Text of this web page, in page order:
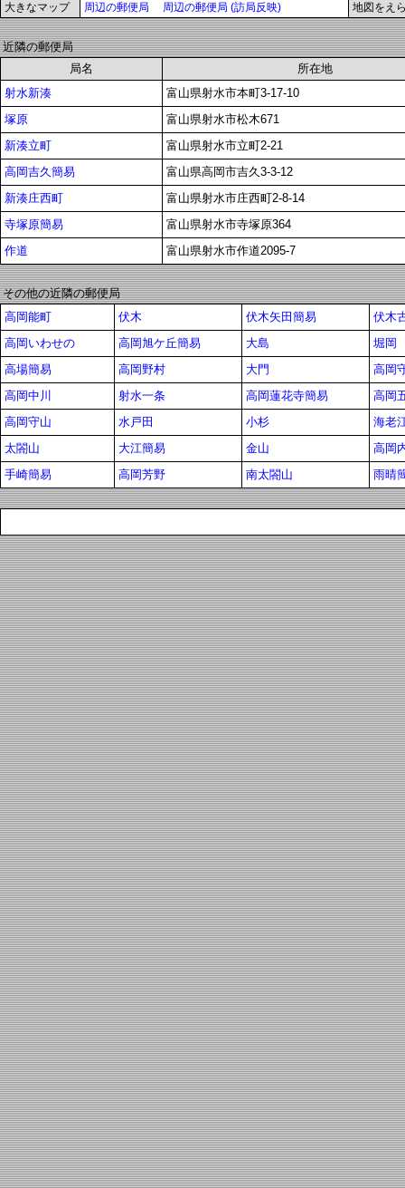
大きなマップ 周辺の郵便局 周辺の郵便局 (訪局反映) 地図をえ
近隣の郵便局
局名
所在地
射水新湊
富山県射水市本町3-17-10
塚原
富山県射水市松木671
新湊立町
富山県射水市立町2-21
高岡吉久簡易
富山県高岡市吉久3-3-12
新湊庄西町
富山県射水市庄西町2-8-14
寺塚原簡易
富山県射水市寺塚原364
作道
富山県射水市作道2095-7
その他の近隣の郵便局
高岡能町
伏木 伏木矢田簡易
伏木
高岡いわせの
高岡旭ケ丘簡易 大島
堀岡
高場簡易
高岡野村 大門
高岡
高岡中川
射水一条 高岡蓮花寺簡易
高岡
高岡守山
水戸田 小杉
海老
太閤山
大江簡易 金山
高岡
手崎簡易
高岡芳野 南太閤山 雨晴